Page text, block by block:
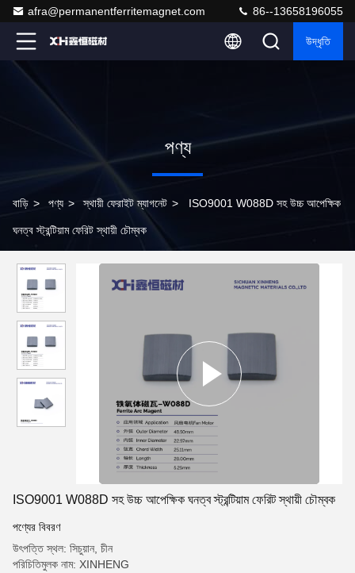
afra@permanentferritemagnet.com 86--13658196055
উদ্ধৃতি
পণ্য
বাড়ি > পণ্য > স্থায়ী ফেরাইট ম্যাগনেট > ISO9001 W088D সহ উচ্চ আপেক্ষিক
ঘনত্ব স্ট্রন্টিয়াম ফেরিট স্থায়ী চৌম্বক
ISO9001 W088D সহ উচ্চ আপেক্ষিক ঘনত্ব স্ট্রন্টিয়াম ফেরিট স্থায়ী চৌম্বক
পণ্যের বিবরণ
উৎপত্তি স্থল: সিচুয়ান, চীন
পরিচিতিমুলক নাম: XINHENG